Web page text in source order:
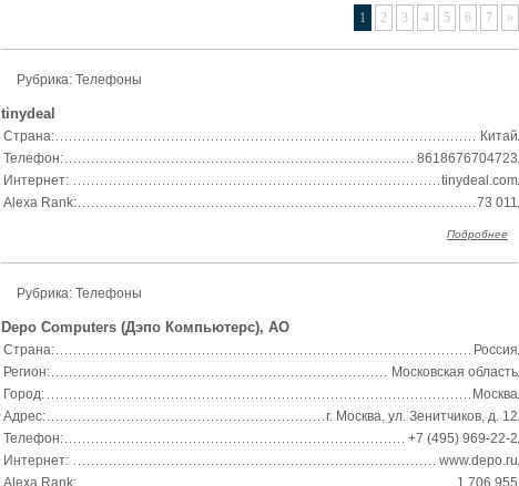
1 2 3 4 5 6 7 »
Рубрика: Телефоны
tinydeal
Страна:
Китай
Телефон:
8618676704723
Интернет:
tinydeal.com
Alexa Rank:
73 011
Подробнее
Рубрика: Телефоны
Depo Computers (Дэпо Компьютерс), АО
Страна:
Россия
Регион:
Московская область
Город:
Москва
Адрес:
г. Москва, ул. Зенитчиков, д. 12
Телефон:
+7 (495) 969-22-2
Интернет:
www.depo.ru
Alexa Rank:
1 706 955